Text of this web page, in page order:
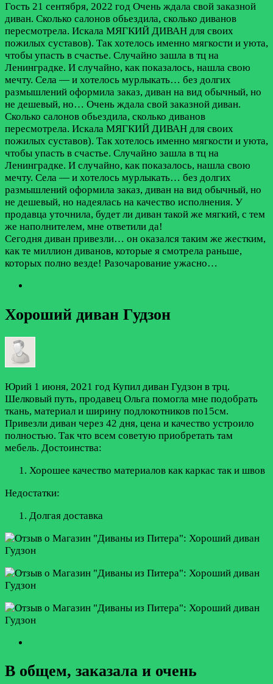
Гость 21 сентября, 2022 год Очень ждала свой заказной
диван. Сколько салонов обьездила, сколько диванов
пересмотрела. Искала МЯГКИЙ ДИВАН для своих
пожилых суставов). Так хотелось именно мягкости и уюта,
чтобы упасть в счастье. Случайно зашла в тц на
Ленинградке. И случайно, как показалось, нашла свою
мечту. Села — и хотелось мурлыкать… без долгих
размышлений оформила заказ, диван на вид обычный, но
не дешевый, но… Очень ждала свой заказной диван.
Сколько салонов обьездила, сколько диванов
пересмотрела. Искала МЯГКИЙ ДИВАН для своих
пожилых суставов). Так хотелось именно мягкости и уюта,
чтобы упасть в счастье. Случайно зашла в тц на
Ленинградке. И случайно, как показалось, нашла свою
мечту. Села — и хотелось мурлыкать… без долгих
размышлений оформила заказ, диван на вид обычный, но
не дешевый, но надеялась на качество исполнения. У
продавца уточнила, будет ли диван такой же мягкий, с тем
же наполнителем, мне ответили да!
Сегодня диван привезли… он оказался таким же жестким,
как те миллион диванов, которые я смотрела раньше,
которых полно везде! Разочарование ужасно…
Хороший диван Гудзон
Юрий 1 июня, 2021 год Купил диван Гудзон в трц.
Шелковый путь, продавец Ольга помогла мне подобрать
ткань, материал и ширину подлокотников по15см.
Привезли диван через 42 дня, цена и качество устроило
полностью. Так что всем советую приобретать там
мебель. Достоинства:
Хорошее качество материалов как каркас так и швов
Недостатки:
Долгая доставка
В общем, заказала и очень